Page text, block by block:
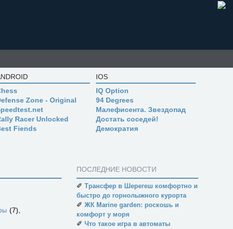
Zone - Original
Racer Unlocked
Fiends
IOS
IQ Option
94 Degrees
Малефисента. Звездопад
Достать соседей!
Демократия
7
ПОСЛЕДНИЕ НОВОСТИ
✐ Трансфер в Шерегеш комфортно и
быстро до горнолыжного курорта
✐ ЖК Marine garden: роскошь и
комфорт у моря
✐ Что такое игра в автоматы